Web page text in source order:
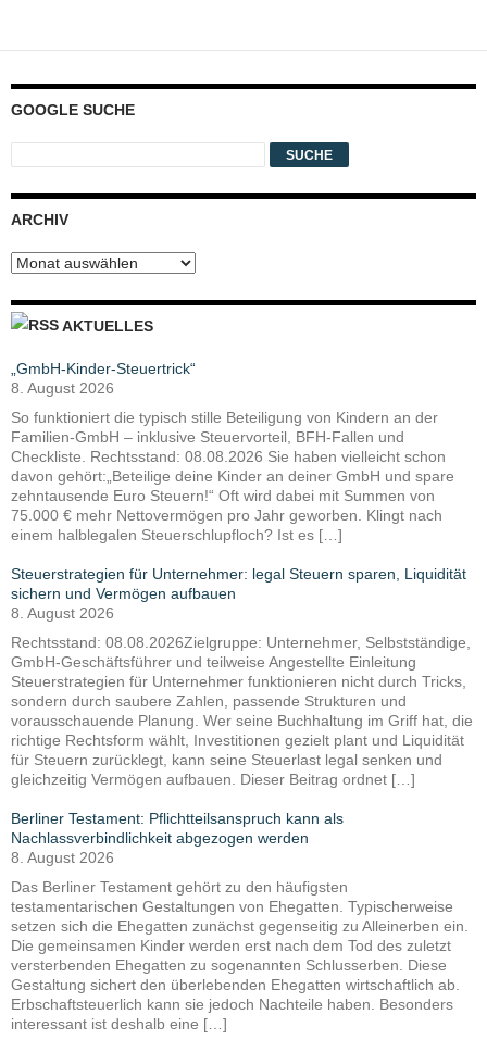
GOOGLE SUCHE
ARCHIV
Archiv
AKTUELLES
„GmbH-Kinder-Steuertrick“
8. August 2026
So funktioniert die typisch stille Beteiligung von Kindern an der
Familien-GmbH – inklusive Steuervorteil, BFH-Fallen und
Checkliste. Rechtsstand: 08.08.2026 Sie haben vielleicht schon
davon gehört:„Beteilige deine Kinder an deiner GmbH und spare
zehntausende Euro Steuern!“ Oft wird dabei mit Summen von
75.000 € mehr Nettovermögen pro Jahr geworben. Klingt nach
einem halblegalen Steuerschlupfloch? Ist es […]
Steuerstrategien für Unternehmer: legal Steuern sparen, Liquidität
sichern und Vermögen aufbauen
8. August 2026
Rechtsstand: 08.08.2026Zielgruppe: Unternehmer, Selbstständige,
GmbH-Geschäftsführer und teilweise Angestellte Einleitung
Steuerstrategien für Unternehmer funktionieren nicht durch Tricks,
sondern durch saubere Zahlen, passende Strukturen und
vorausschauende Planung. Wer seine Buchhaltung im Griff hat, die
richtige Rechtsform wählt, Investitionen gezielt plant und Liquidität
für Steuern zurücklegt, kann seine Steuerlast legal senken und
gleichzeitig Vermögen aufbauen. Dieser Beitrag ordnet […]
Berliner Testament: Pflichtteilsanspruch kann als
Nachlassverbindlichkeit abgezogen werden
8. August 2026
Das Berliner Testament gehört zu den häufigsten
testamentarischen Gestaltungen von Ehegatten. Typischerweise
setzen sich die Ehegatten zunächst gegenseitig zu Alleinerben ein.
Die gemeinsamen Kinder werden erst nach dem Tod des zuletzt
versterbenden Ehegatten zu sogenannten Schlusserben. Diese
Gestaltung sichert den überlebenden Ehegatten wirtschaftlich ab.
Erbschaftsteuerlich kann sie jedoch Nachteile haben. Besonders
interessant ist deshalb eine […]